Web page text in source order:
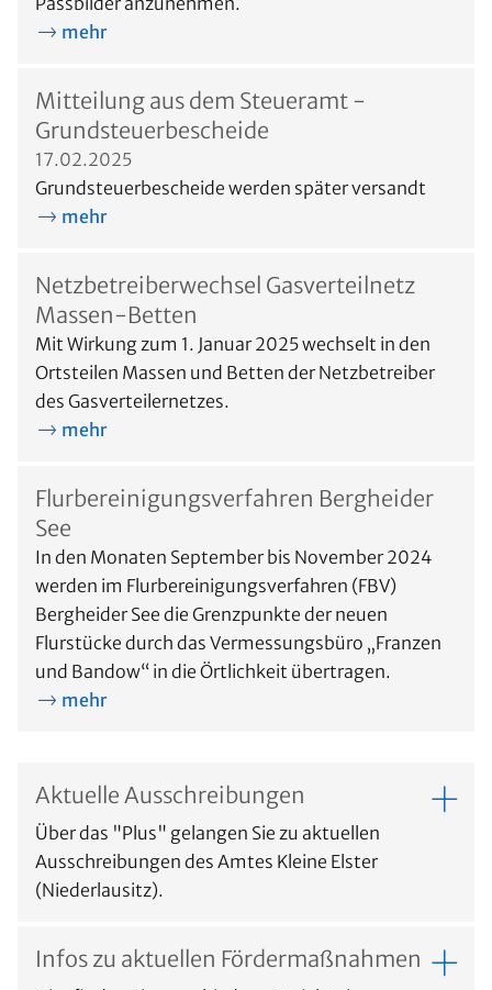
mehr
Mitteilung aus dem Steueramt -
Grundsteuerbescheide
17.02.2025
Grundsteuerbescheide werden später versandt
mehr
Netzbetreiberwechsel Gasverteilnetz
Massen-Betten
Mit Wirkung zum 1. Januar 2025 wechselt in den
Ortsteilen Massen und Betten der Netzbetreiber
des Gasverteilernetzes.
mehr
Flurbereinigungsverfahren Bergheider
See
In den Monaten September bis November 2024
werden im Flurbereinigungsverfahren (FBV)
Bergheider See die Grenzpunkte der neuen
Flurstücke durch das Vermessungsbüro „Franzen
und Bandow“ in die Örtlichkeit übertragen.
mehr
Aktuelle Ausschreibungen
Über das "Plus" gelangen Sie zu aktuellen
Ausschreibungen des Amtes Kleine Elster
(Niederlausitz).
Infos zu aktuellen Fördermaßnahmen